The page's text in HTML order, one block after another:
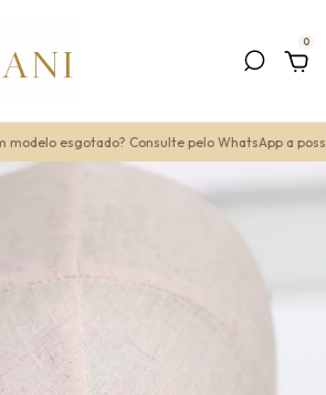
0
esgotado? Consulte pelo WhatsApp a